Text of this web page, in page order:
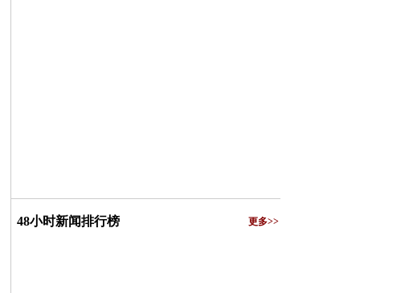
48小时新闻排行榜 更多>>